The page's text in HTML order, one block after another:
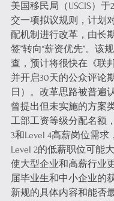
美国移民局（USCIS）于
交一项拟议规则，计划
配机制进行改革，由长
签”转向“薪资优先”。该
查，预计将很快在《联
并开启30天的公众评论
日）。改革思路被普遍
曾提出但未实施的方案
工部工资等级分配名额
3和Level 4高薪岗位需求
Level 2的低薪职位可能
使大型企业和高薪行业
届毕业生和中小企业的
新规的具体内容和能否